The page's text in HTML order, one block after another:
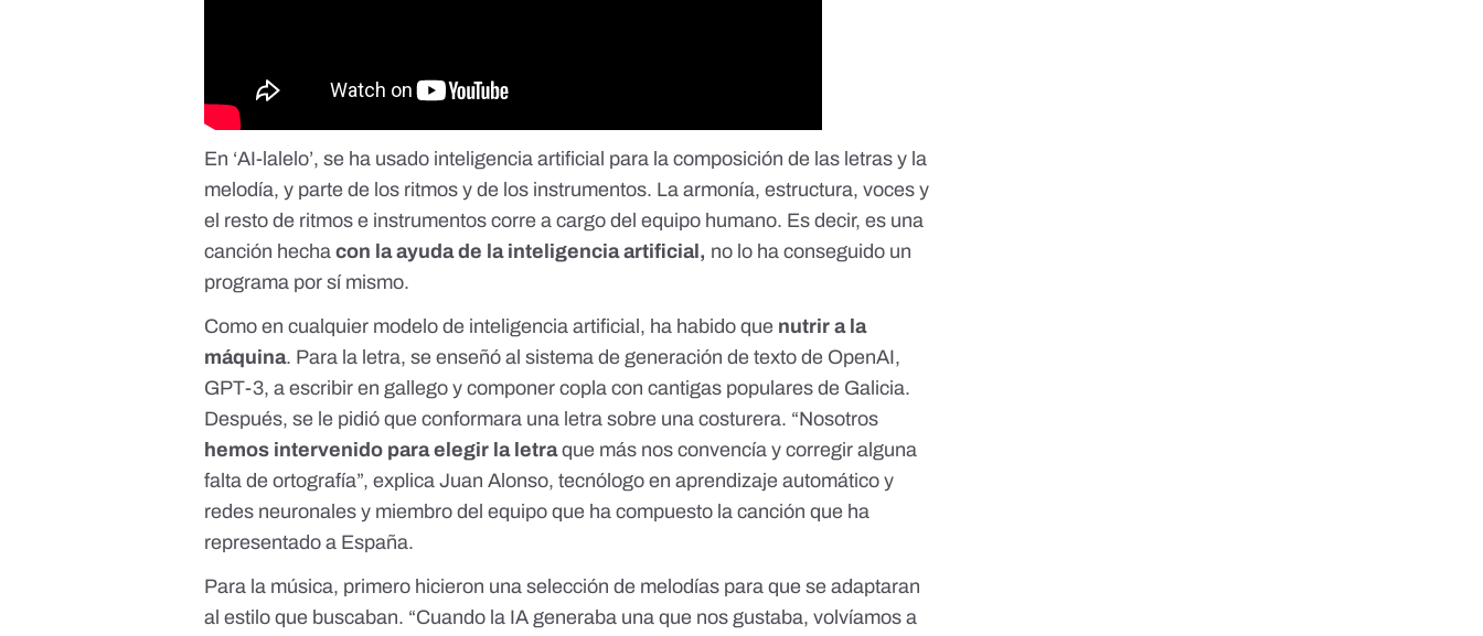
En ‘AI-lalelo’, se ha usado inteligencia artificial para la composición de las letras y la
melodía, y parte de los ritmos y de los instrumentos. La armonía, estructura, voces y
el resto de ritmos e instrumentos corre a cargo del equipo humano. Es decir, es una
canción hechacon la ayuda de la inteligencia artificial, no lo ha conseguido un
programa por sí mismo.
Como en cualquier modelo de inteligencia artificial, ha habido que nutrir a la
máquina. Para la letra, se enseñó alsistema de generación de texto de OpenAI,
GPT-3, a escribir en gallego y componer copla con cantigas populares de Galicia.
Después,se le pidió que conformara una letra sobre una costurera. “Nosotros
hemos intervenido para elegir la letraque más nos convencía y corregir alguna
falta de ortografía”, explica Juan Alonso, tecnólogo en aprendizaje automático y
redes neuronales y miembro del equipo que ha compuesto la canción que ha
representado a España.
Para la música, primero hicieron una selección de melodías para que se adaptaran
al estilo que buscaban. “Cuando la IA generaba una que nos gustaba, volvíamos a